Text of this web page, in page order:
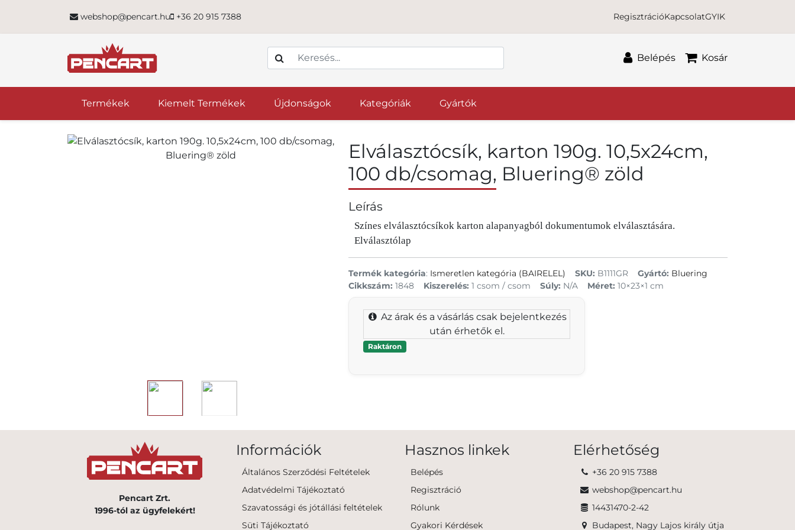
webshop@pencart.hu +36 20 915 7388 RegisztrációKapcsolatGYIK
Belépés Kosár
Termékek Kiemelt Termékek Újdonságok Kategóriák Gyártók
Elválasztócsík, karton 190g. 10,5x24cm,
100 db/csomag, Bluering® zöld
Leírás
Színes elválasztócsíkok karton alapanyagból dokumentumok elválasztására.
Elválasztólap
Termék kategória: Ismeretlen kategória (BAIRELEL) SKU: B1111GR Gyártó: Bluering
Cikkszám: 1848 Kiszerelés: 1 csom / csom Súly: N/A Méret: 10×23×1 cm
Az árak és a vásárlás csak bejelentkezés
után érhetők el.
Raktáron
Pencart Zrt.
1996-tól az ügyfelekért!
Információk
Általános Szerződési Feltételek
Adatvédelmi Tájékoztató
Szavatossági és jótállási feltételek
Süti Tájékoztató
Hasznos linkek
Belépés
Regisztráció
Rólunk
Gyakori Kérdések
Elérhetőség
+36 20 915 7388
webshop@pencart.hu
14431470-2-42
Budapest, Nagy Lajos király útja